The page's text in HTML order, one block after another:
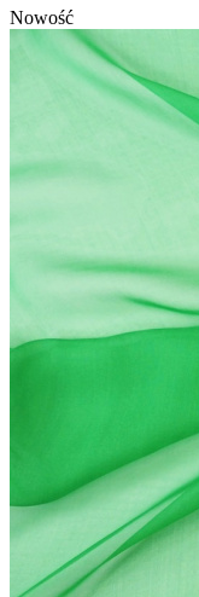
Nowość